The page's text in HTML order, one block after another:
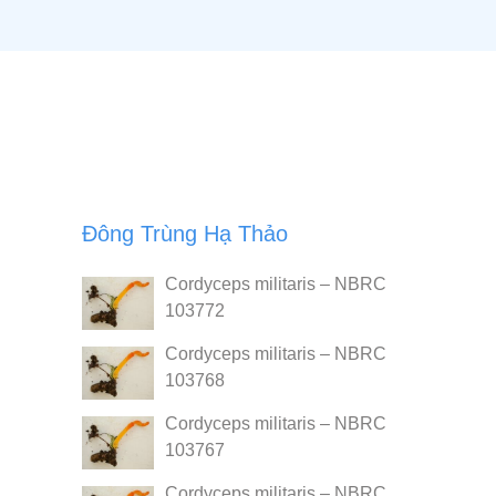
Đông Trùng Hạ Thảo
Cordyceps militaris – NBRC
103772
Cordyceps militaris – NBRC
103768
Cordyceps militaris – NBRC
103767